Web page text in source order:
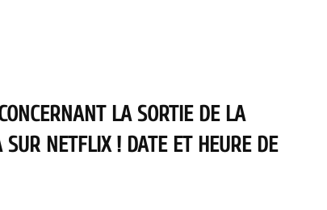
LA SORTIE DE LA
NETFLIX ! DATE ET HEURE DE